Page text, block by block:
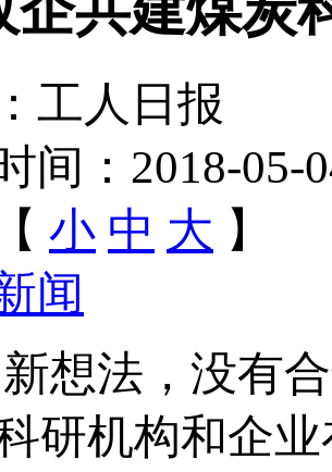
工人日报
间：2018-05-
小 中 大 】
闻
想法，没有
研机构和企